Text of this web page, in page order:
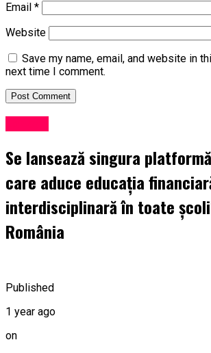
Email *
Website
Save my name, email, and website in
next time I comment.
Se lansează singura
care aduce educația
interdisciplinară în toate
România
Published
1 year ago
on